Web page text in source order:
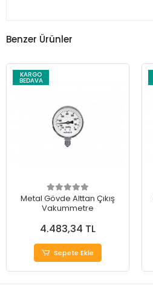
Benzer Ürünler
KARGO
BEDAVA
Metal Gövde Alttan Çıkış
Vakummetre
4.483,34 TL
Sepete Ekle